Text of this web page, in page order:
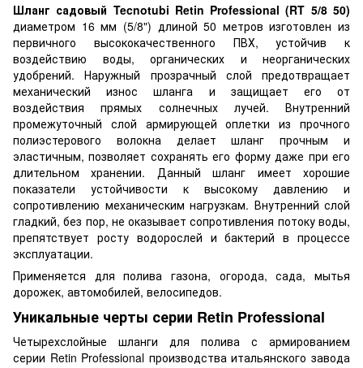
Шланг садовый Tecnotubi Retin Professional (RT 5/8 50)
диаметром 16 мм (5/8") длиной 50 метров изготовлен из
первичного высококачественного ПВХ, устойчив к
воздействию воды, органических и неорганических
удобрений. Наружный прозрачный слой предотвращает
механический износ шланга и защищает его от
воздействия прямых солнечных лучей. Внутренний
промежуточный слой армирующей оплетки из прочного
полиэстерового волокна делает шланг прочным и
эластичным, позволяет сохранять его форму даже при его
длительном хранении. Данный шланг имеет хорошие
показатели устойчивости к высокому давлению и
сопротивлению механическим нагрузкам. Внутренний слой
гладкий, без пор, не оказывает сопротивления потоку воды,
препятствует росту водорослей и бактерий в процессе
эксплуатации.
Применяется для полива газона, огорода, сада, мытья
дорожек, автомобилей, велосипедов.
Уникальные черты серии Retin Professional
Четырехслойные шланги для полива с армированием
серии Retin Professional производства итальянского завода